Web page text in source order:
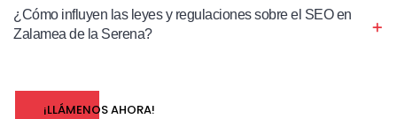
¿Cómo influyen las leyes y regulaciones sobre el SEO en
Zalamea de la Serena?
¡LLÁMENOS AHORA!